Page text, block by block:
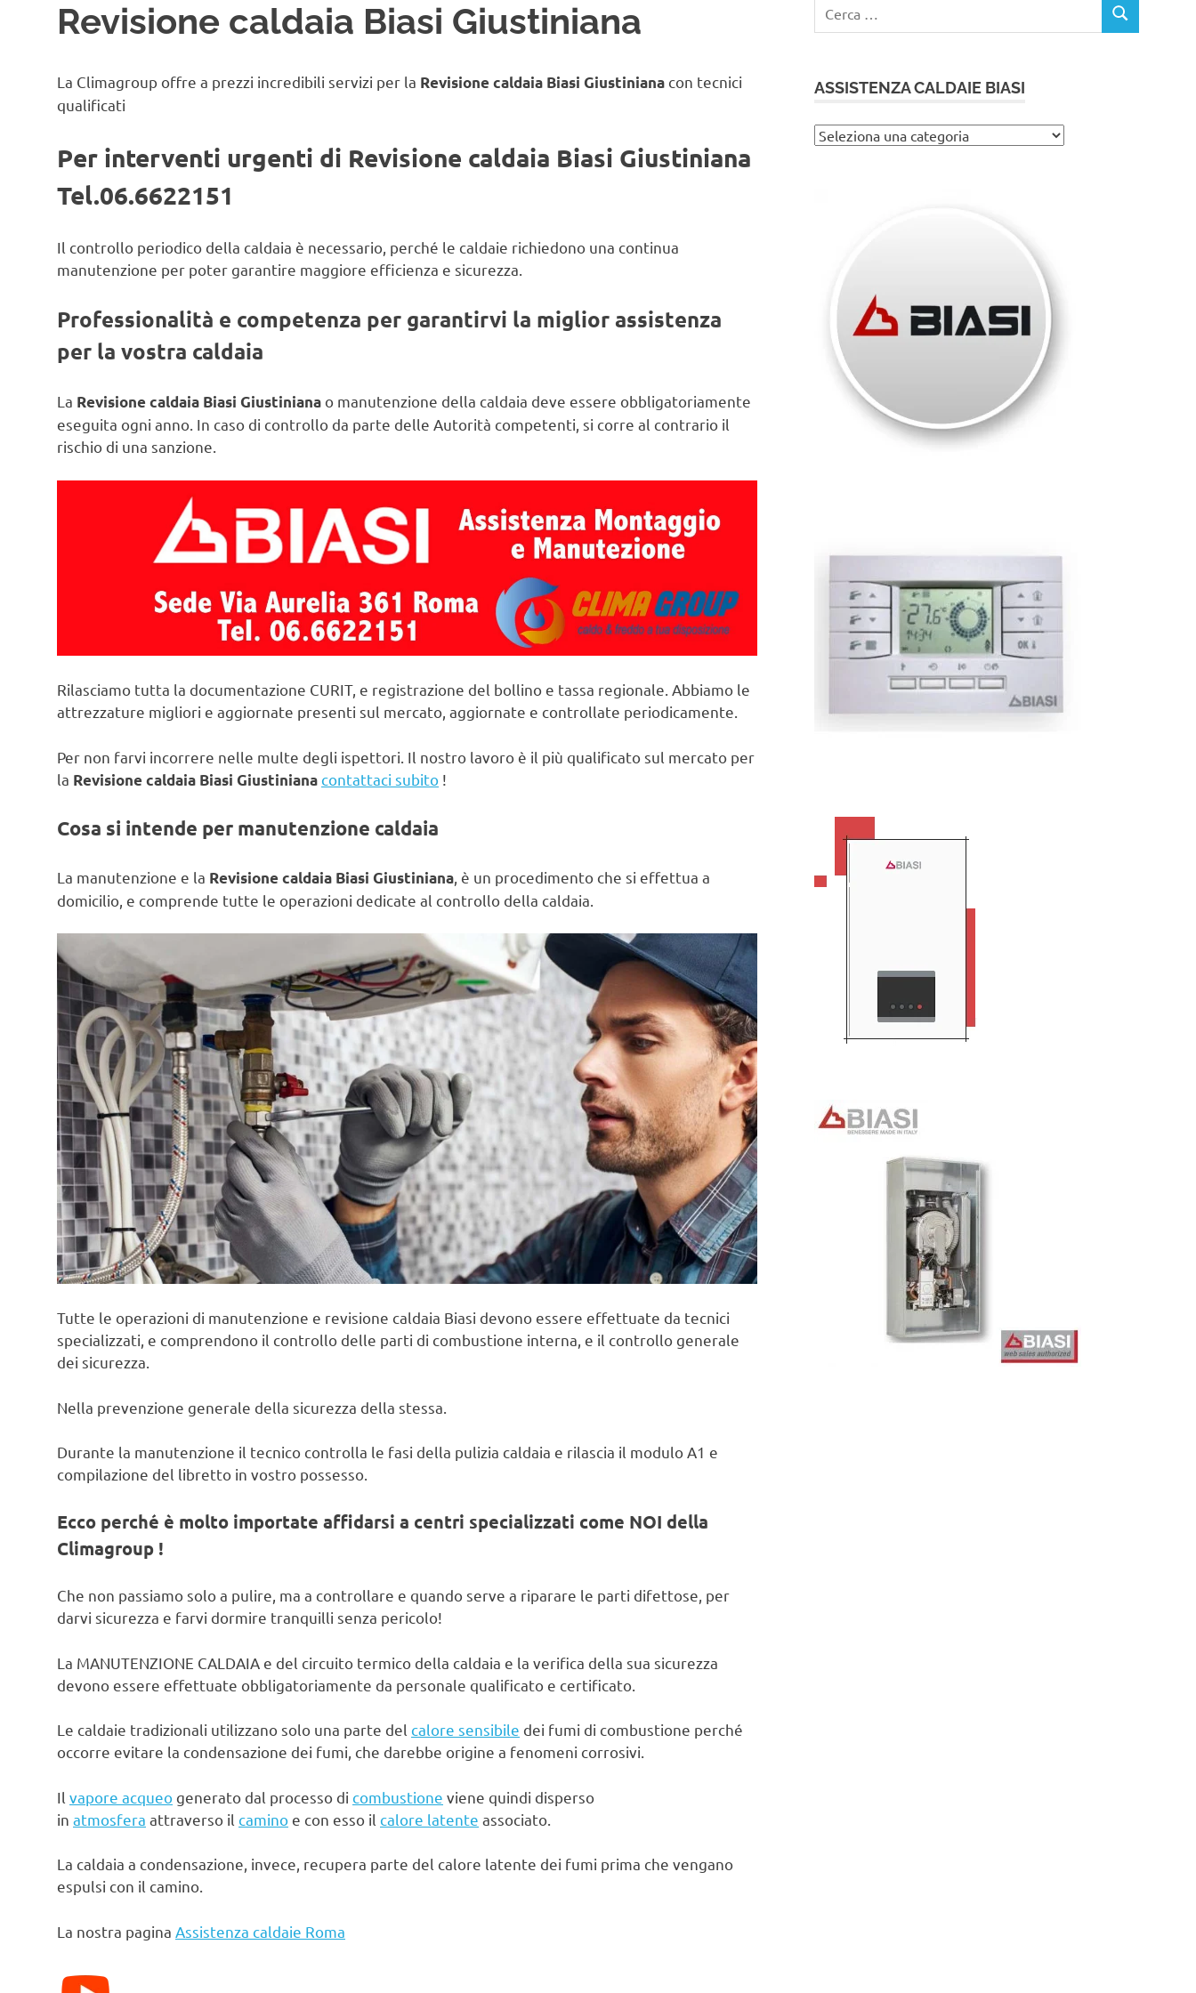
Revisione caldaia Biasi Giustiniana
La Climagroup offre a prezzi incredibili servizi per la Revisione caldaia Biasi Giustiniana con tecnici
qualificati
Per interventi urgenti di Revisione caldaia Biasi Giustiniana
Tel.06.6622151
Il controllo periodico della caldaia è necessario, perché le caldaie richiedono una continua
manutenzione per poter garantire maggiore efficienza e sicurezza.
Professionalità e competenza per garantirvi la miglior assistenza
per la vostra caldaia
La Revisione caldaia Biasi Giustiniana o manutenzione della caldaia deve essere obbligatoriamente
eseguita ogni anno. In caso di controllo da parte delle Autorità competenti, si corre al contrario il
rischio di una sanzione.
Rilasciamo tutta la documentazione CURIT, e registrazione del bollino e tassa regionale. Abbiamo le
attrezzature migliori e aggiornate presenti sul mercato, aggiornate e controllate periodicamente.
Per non farvi incorrere nelle multe degli ispettori. Il nostro lavoro è il più qualificato sul mercato per
la Revisione caldaia Biasi Giustinianacontattaci subito !
Cosa si intende per manutenzione caldaia
La manutenzione e la Revisione caldaia Biasi Giustiniana , è un procedimento che si effettua a
domicilio, e comprende tutte le operazioni dedicate al controllo della caldaia.
Tutte le operazioni di manutenzione e revisione caldaia Biasi devono essere effettuate da tecnici
specializzati, e comprendono il controllo delle parti di combustione interna, e il controllo generale
dei sicurezza.
Nella prevenzione generale della sicurezza della stessa.
Durante la manutenzione il tecnico controlla le fasi della pulizia caldaia e rilascia il modulo A1 e
compilazione del libretto in vostro possesso.
Ecco perché è molto importate affidarsi a centri specializzati come NOI della
Climagroup !
Che non passiamo solo a pulire, ma a controllare e quando serve a riparare le parti difettose, per
darvi sicurezza e farvi dormire tranquilli senza pericolo!
La MANUTENZIONE CALDAIA e del circuito termico della caldaia e la verifica della sua sicurezza
devono essere effettuate obbligatoriamente da personale qualificato e certificato.
Le caldaie tradizionali utilizzano solo una parte del calore sensibile dei fumi di combustione perché
occorre evitare la condensazione dei fumi, che darebbe origine a fenomeni corrosivi.
Il vapore acqueo generato dal processo di combustione viene quindi disperso
in atmosfera attraverso il camino e con esso il calore latente associato.
La caldaia a condensazione, invece, recupera parte del calore latente dei fumi prima che vengano
espulsi con il camino.
La nostra pagina Assistenza caldaie Roma
per:
CERCA
ASSISTENZA CALDAIE BIASI
Assistenza